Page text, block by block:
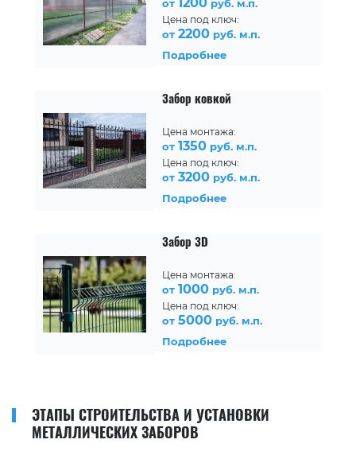
от руб. м.п.
Цена под ключ:
от 2200 руб. м.п.
Подробнее
Забор ковкой
Цена монтажа:
от 1350 руб. м.п.
Цена под ключ:
от 3200 руб. м.п.
Подробнее
Забор 3D
Цена монтажа:
от 1000 руб. м.п.
Цена под ключ:
от 5000 руб. м.п.
Подробнее
ЭТАПЫ СТРОИТЕЛЬСТВА И УСТАНОВКИ
МЕТАЛЛИЧЕСКИХ ЗАБОРОВ